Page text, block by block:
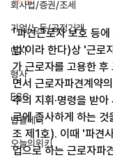
회사법/증권/조세
기업/노동/공정거래
민사
형사
ESG
법률레터
오늘의위키
「파견근로자 보호 등
법'이라 한다)상 '근로
가 근로자를 고용한
면서 근로자파견계약
주의 지휘·명령을 받
로에 종사하게 하는
조 제1호). 이때 '파견
업으로 하는 근로자파